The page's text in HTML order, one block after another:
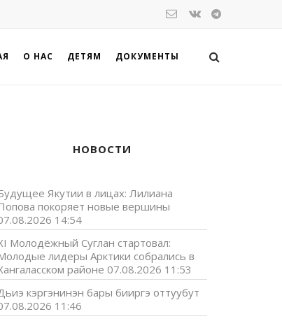
О НАС ДЕТЯМ ДОКУМЕНТЫ
НОВОСТИ
Якутии в лицах: Лилиана
покоряет новые вершины
14:54
Молодёжный Суглан стартовал:
лидеры Арктики собрались в
районе 07.08.2026 11:53
кэргэнинэн бары бииргэ оттуубут
11:46